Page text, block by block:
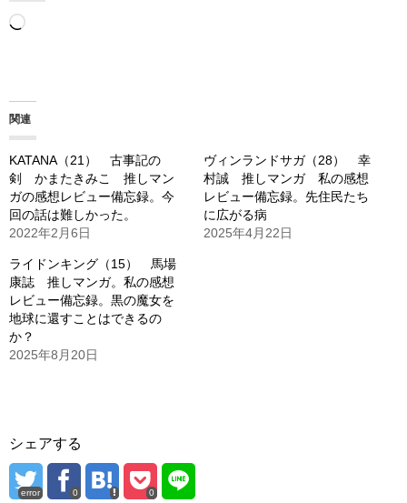
読
み
中…
関連
KATANA（21） 古事記の
剣 かまたきみこ 推しマン
ガの感想レビュー備忘録。今
回の話は難しかった。
2022年2月6日
ヴィンランドサガ（28） 幸
村誠 推しマンガ 私の感想
レビュー備忘録。先住民たち
に広がる病
2025年4月22日
ライドンキング（15） 馬場
康誌 推しマンガ。私の感想
レビュー備忘録。黒の魔女を
地球に還すことはできるの
か？
2025年8月20日
シェアする
error 0 0